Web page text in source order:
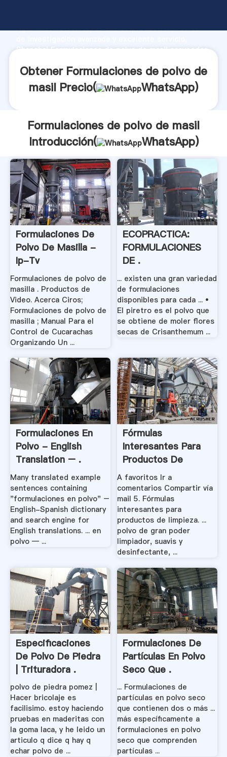
Agarrando fuerte capacidad de producción, fuerza
Shanghai Formulaciones de polvo de masil proveedor
Obtener Formulaciones de polvo de
masil Precio(
WhatsApp)
Formulaciones de polvo de masil
Introducción(
WhatsApp)
Formulaciones De
Polvo De Masilla -
Ip-Tv
Formulaciones de polvo de
masilla . Productos de
Video. Acerca Ciros;
Formulaciones de polvo de
masilla ; Manual Para el
Control de Cucarachas
Organizando Un ...
ECOPRACTICA:
FORMULACIONES
DE .
... existen una gran variedad
de formulaciones
disponibles para cada ... •
El piretro es el polvo que
se obtiene de moler flores
secas de Crisanthemum ...
Formulaciones En
Polvo - English
Translation – .
Many translated example
sentences containing
"formulaciones en polvo" –
English-Spanish dictionary
and search engine for
English translations. ... en
polvo — ...
Fórmulas
Interesantes Para
Productos De
Limpieza .
A favoritos Ir a
comentarios Compartir vía
mail 5. Fórmulas
interesantes para
productos de limpieza. ...
polvo de gran poder
limpiador, suavis y
desinfectante, ...
Especificaciones
De Polvo De Piedra
| Trituradora .
polvo de piedra pomez |
Hacer bricolaje es
facilisimo. estoy haciendo
pruebas en maderitas con
la goma laca, y he leido un
articulo q dice q hay q
echar polvo de ...
Formulaciones De
Partículas En Polvo
Seco Que .
... Formulaciones de
partículas en polvo seco
que contienen dos o más ...
más específicamente a
formulaciones en polvo
seco que comprenden
partículas ...